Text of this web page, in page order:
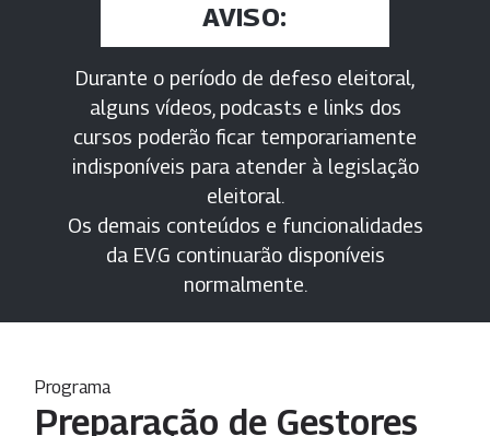
AVISO:
Durante o período de defeso eleitoral,
alguns vídeos, podcasts e links dos
cursos poderão ficar temporariamente
indisponíveis para atender à legislação
eleitoral.
Os demais conteúdos e funcionalidades
da EV.G continuarão disponíveis
normalmente.
Programa
Preparação de Gestores